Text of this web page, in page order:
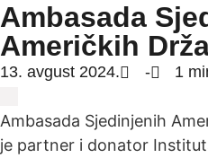
Ambasada
Američkih
13. avgust 2024. - 1
Ambasada Sjedinjenih
je partner i donator